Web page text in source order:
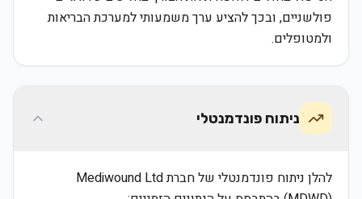
פולשניים, ובכך להציע ערך משמעותי למערכת הבריאות
ולמטופלים.
ניתוח פונדמנטלי
להלן ניתוח פונדמנטלי של חברת Mediwound Ltd